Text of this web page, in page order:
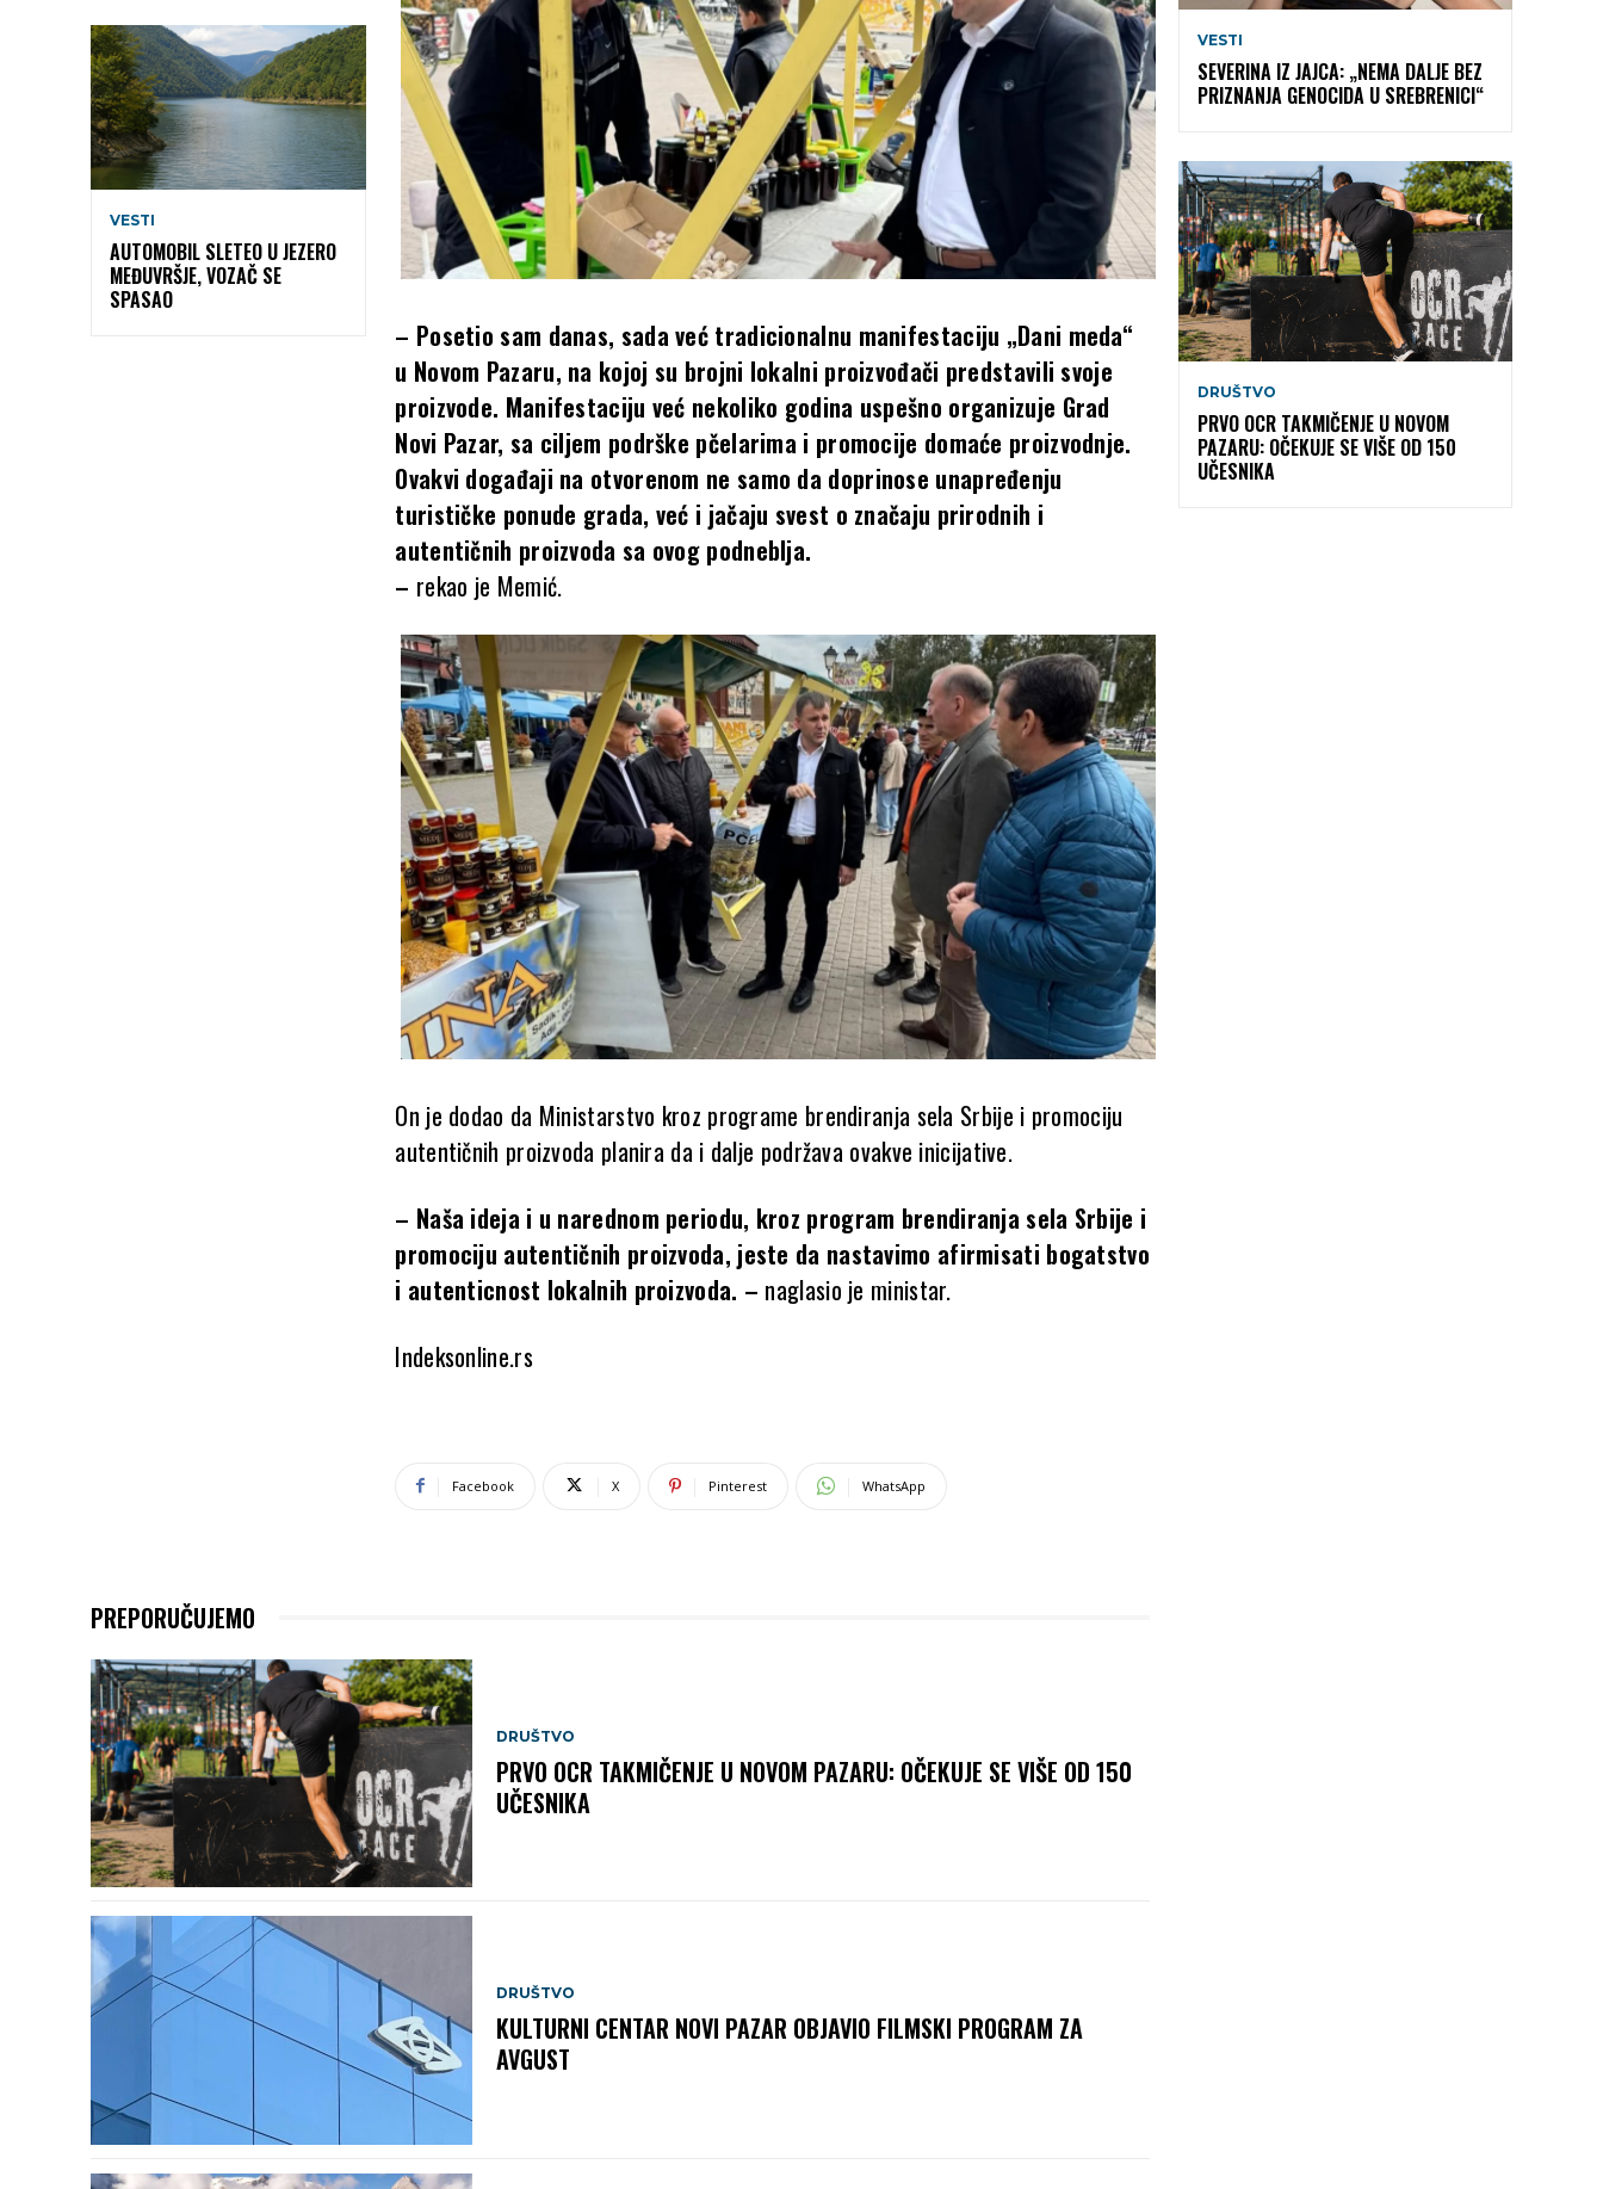
VESTI
AUTOMOBIL SLETEO U JEZERO
MEĐUVRŠJE, VOZAČ SE
SPASAO
– Posetio sam danas, sada već tradicionalnu manifestaciju „Dani meda“
u Novom Pazaru, na kojoj su brojni lokalni proizvođači predstavili svoje
proizvode. Manifestaciju već nekoliko godina uspešno organizuje Grad
Novi Pazar, sa ciljem podrške pčelarima i promocije domaće proizvodnje.
Ovakvi događaji na otvorenom ne samo da doprinose unapređenju
turističke ponude grada, već i jačaju svest o značaju prirodnih i
autentičnih proizvoda sa ovog podneblja.
– rekao je Memić.
On je dodao da Ministarstvo kroz programe brendiranja sela Srbije i promociju
autentičnih proizvoda planira da i dalje podržava ovakve inicijative.
– Naša ideja i u narednom periodu, kroz program brendiranja sela Srbije i
promociju autentičnih proizvoda, jeste da nastavimo afirmisati bogatstvo
i autenticnost lokalnih proizvoda. – naglasio je ministar.
Indeksonline.rs
Facebook X Pinterest WhatsApp
PREPORUČUJEMO
DRUŠTVO
PRVO OCR TAKMIČENJE U NOVOM PAZARU: OČEKUJE SE VIŠE OD 150
UČESNIKA
DRUŠTVO
KULTURNI CENTAR NOVI PAZAR OBJAVIO FILMSKI PROGRAM ZA
AVGUST
VESTI
SEVERINA IZ JAJCA: „NEMA DALJE BEZ
PRIZNANJA GENOCIDA U SREBRENICI“
DRUŠTVO
PRVO OCR TAKMIČENJE U NOVOM
PAZARU: OČEKUJE SE VIŠE OD 150
UČESNIKA